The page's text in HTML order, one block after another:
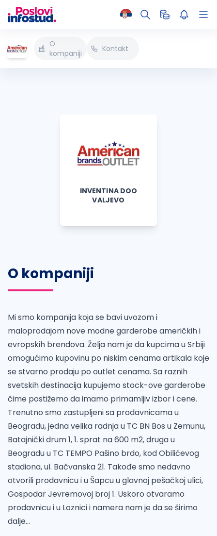
O
kompaniji
Kontakt
INVENTINA DOO
VALJEVO
O kompaniji
Mi smo kompanija koja se bavi uvozom i
maloprodajom nove modne garderobe američkih i
evropskih brendova. Želja nam je da kupcima u Srbiji
omogućimo kupovinu po niskim cenama artikala koje
se stvarno prodaju po outlet cenama. Sa raznih
svetskih destinacija kupujemo stock-ove garderobe
čime postižemo da imamo primamljiv izbor i cene.
Trenutno smo zastupljeni sa prodavnicama u
Beogradu, jedna velika radnja u TC BN Bos u Zemunu,
Batajnički drum 1, 1. sprat na 600 m2, druga u
Beogradu u TC TEMPO Pašino brdo, kod Obilićevog
stadiona, ul. Bačvanska 21. Takođe smo nedavno
otvorili prodavnicu i u Šapcu u glavnoj pešačkoj ulici,
Gospodar Jevremovoj broj 1. Uskoro otvaramo
prodavnicu i u Loznici i namera nam je da se širimo
dalje...